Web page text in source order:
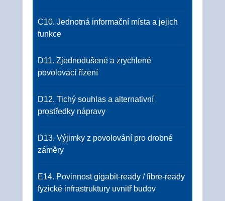
C10. Jednotná informační místa a jejich
funkce
D11. Zjednodušené a zrychlené
povolovací řízení
D12. Tichý souhlas a alternativní
prostředky nápravy
D13. Výjimky z povolování pro drobné
záměry
E14. Povinnost gigabit‑ready / fibre‑ready
fyzické infrastruktury uvnitř budov